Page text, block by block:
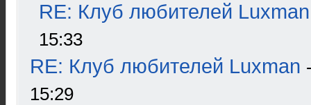
RE: Клуб любителей Luxman
15:33
RE: Клуб любителей Luxman
15:29